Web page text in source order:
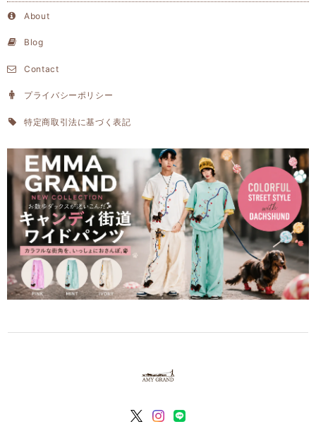
About
Blog
Contact
プライバシーポリシー
特定商取引法に基づく表記